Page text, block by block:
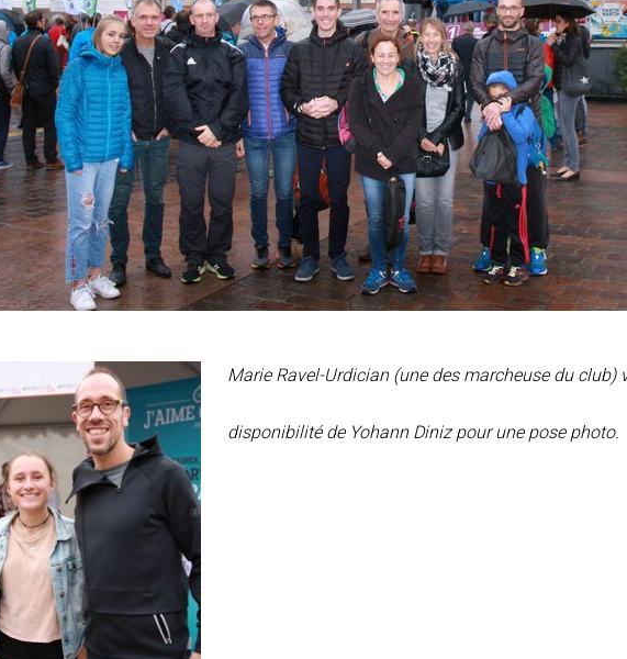
Marie Ravel-Urdician (une des marcheuse du
disponibilité de Yohann Diniz pour une pose photo.